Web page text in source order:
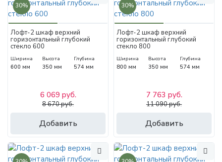
30%
Лофт-2 шкаф верхний
горизонтальный глубокий
стекло 600
Ширина
600 мм
Высота
350 мм
Глубина
574 мм
Добавить
6 069 руб.
8 670 руб.
30%
Лофт-2 шкаф верхний
горизонтальный глубокий
стекло 800
Ширина
800 мм
Высота
350 мм
Глубина
574 мм
Добавить
7 763 руб.
11 090 руб.